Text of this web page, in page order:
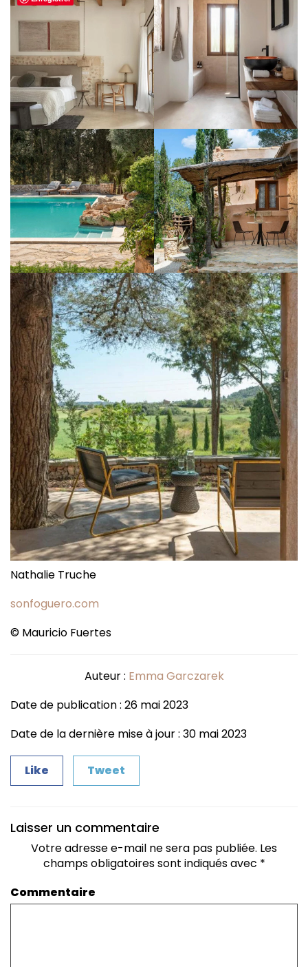
Nathalie Truche
sonfoguero.com
© Mauricio Fuertes
Auteur : Emma Garczarek
Date de publication : 26 mai 2023
Date de la dernière mise à jour : 30 mai 2023
Like Tweet
Laisser un commentaire
Votre adresse e-mail ne sera pas publiée. Les
champs obligatoires sont indiqués avec *
Commentaire